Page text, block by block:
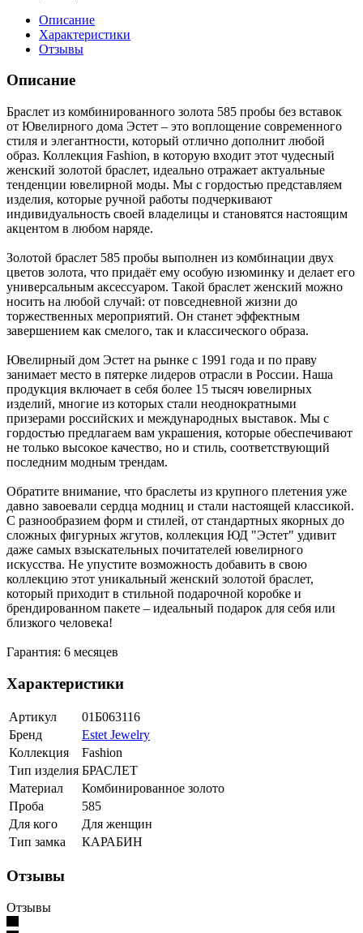
Описание
Характеристики
Отзывы
Описание
Браслет из комбинированного золота 585 пробы без вставок
от Ювелирного дома Эстет – это воплощение современного
стиля и элегантности, который отлично дополнит любой
образ. Коллекция Fashion, в которую входит этот чудесный
женский золотой браслет, идеально отражает актуальные
тенденции ювелирной моды. Мы с гордостью представляем
изделия, которые ручной работы подчеркивают
индивидуальность своей владелицы и становятся настоящим
акцентом в любом наряде.
Золотой браслет 585 пробы выполнен из комбинации двух
цветов золота, что придаёт ему особую изюминку и делает его
универсальным аксессуаром. Такой браслет женский можно
носить на любой случай: от повседневной жизни до
торжественных мероприятий. Он станет эффектным
завершением как смелого, так и классического образа.
Ювелирный дом Эстет на рынке с 1991 года и по праву
занимает место в пятерке лидеров отрасли в России. Наша
продукция включает в себя более 15 тысяч ювелирных
изделий, многие из которых стали неоднократными
призерами российских и международных выставок. Мы с
гордостью предлагаем вам украшения, которые обеспечивают
не только высокое качество, но и стиль, соответствующий
последним модным трендам.
Обратите внимание, что браслеты из крупного плетения уже
давно завоевали сердца модниц и стали настоящей классикой.
С разнообразием форм и стилей, от стандартных якорных до
сложных фигурных жгутов, коллекция ЮД "Эстет" удивит
даже самых взыскательных почитателей ювелирного
искусства. Не упустите возможность добавить в свою
коллекцию этот уникальный женский золотой браслет,
который приходит в стильной подарочной коробке и
брендированном пакете – идеальный подарок для себя или
близкого человека!
Гарантия: 6 месяцев
Характеристики
Артикул
01Б063116
Бренд
Estet Jewelry
Коллекция
Fashion
Тип изделия БРАСЛЕТ
Материал
Комбинированное золото
Проба
585
Для кого
Для женщин
Тип замка
КАРАБИН
Отзывы
Отзывы